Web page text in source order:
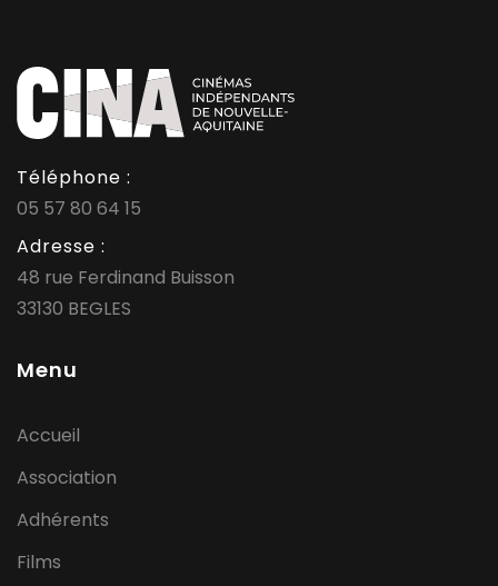
Téléphone :
05 57 80 64 15
Adresse :
48 rue Ferdinand Buisson
33130 BEGLES
Menu
Accueil
Association
Adhérents
Films